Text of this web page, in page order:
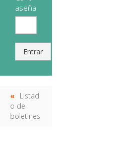
aseña
Entrar
Listad
o de
boletines